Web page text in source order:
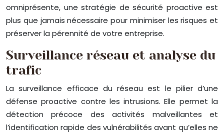
omniprésente, une stratégie de sécurité proactive est
plus que jamais nécessaire pour minimiser les risques et
préserver la pérennité de votre entreprise.
Surveillance réseau et analyse du
trafic
La surveillance efficace du réseau est le pilier d’une
défense proactive contre les intrusions. Elle permet la
détection précoce des activités malveillantes et
l’identification rapide des vulnérabilités avant qu’elles ne